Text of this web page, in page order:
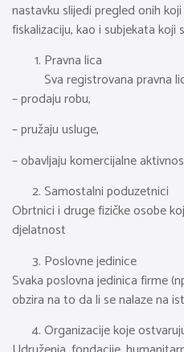
nastavku slijedi pregled onih
fiskalizaciju, kao i subjekata koji
Pravna lica
Sva registrovana pravna
– prodaju robu,
– pružaju usluge,
– obavljaju komercijalne
Samostalni poduzetnici
Obrtnici i druge fizičke osobe
djelatnost
Poslovne jedinice
Svaka poslovna jedinica firme
obzira na to da li se nalaze na
Organizacije koje